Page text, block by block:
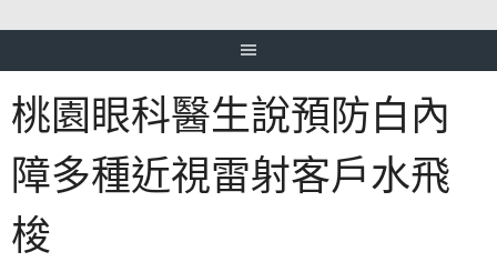
桃園眼科醫生說預防白內
障多種近視雷射客戶水飛
梭